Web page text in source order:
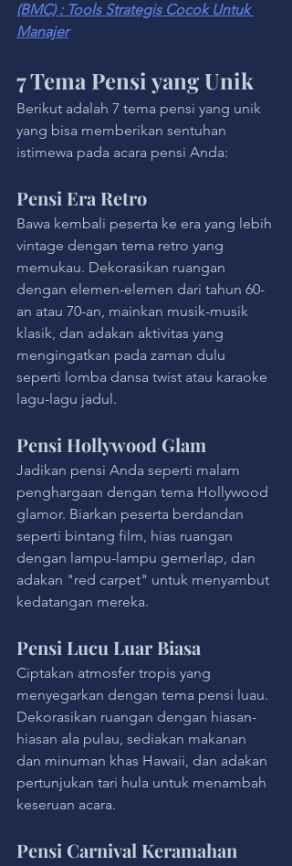
(BMC) : Tools Strategis Cocok Untuk
Manajer
7 Tema Pensi yang Unik
Berikut adalah 7 tema pensi yang unik
yang bisa memberikan sentuhan
istimewa pada acara pensi Anda:
Pensi Era Retro
Bawa kembali peserta ke era yang lebih
vintage dengan tema retro yang
memukau. Dekorasikan ruangan
dengan elemen-elemen dari tahun 60-
an atau 70-an, mainkan musik-musik
klasik, dan adakan aktivitas yang
mengingatkan pada zaman dulu
seperti lomba dansa twist atau karaoke
lagu-lagu jadul.
Pensi Hollywood Glam
Jadikan pensi Anda seperti malam
penghargaan dengan tema Hollywood
glamor. Biarkan peserta berdandan
seperti bintang film, hias ruangan
dengan lampu-lampu gemerlap, dan
adakan "red carpet" untuk menyambut
kedatangan mereka.
Pensi Lucu Luar Biasa
Ciptakan atmosfer tropis yang
menyegarkan dengan tema pensi luau.
Dekorasikan ruangan dengan hiasan-
hiasan ala pulau, sediakan makanan
dan minuman khas Hawaii, dan adakan
pertunjukan tari hula untuk menambah
keseruan acara.
Pensi Carnival Keramahan